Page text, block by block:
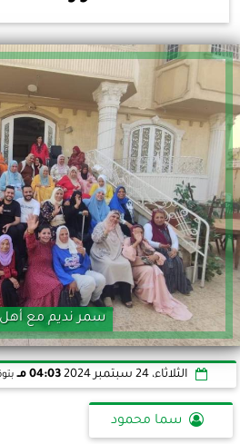
سمر نديم مع أهل
الثلاثاء، 24 سبتمبر 2024 04:03 مـ
سما محمود